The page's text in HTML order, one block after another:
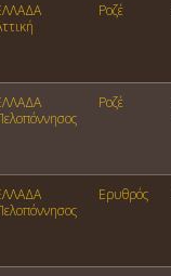
Ροζέ
Ροζέ
Ερυθρός